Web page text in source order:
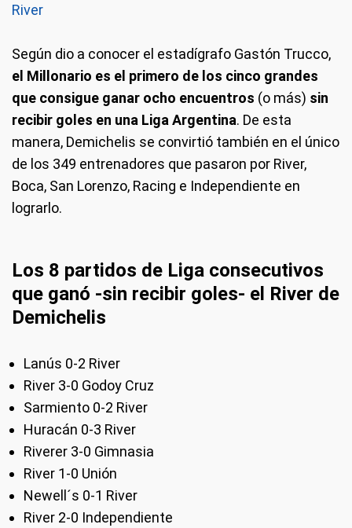
River
Según dio a conocer el estadígrafo Gastón Trucco,
el Millonario es el primero de los cinco grandes
que consigue ganar ocho encuentros (o más) sin
recibir goles en una Liga Argentina. De esta
manera, Demichelis se convirtió también en el único
de los 349 entrenadores que pasaron por River,
Boca, San Lorenzo, Racing e Independiente en
lograrlo.
Los 8 partidos de Liga consecutivos
que ganó -sin recibir goles- el River de
Demichelis
Lanús 0-2 River
River 3-0 Godoy Cruz
Sarmiento 0-2 River
Huracán 0-3 River
Riverer 3-0 Gimnasia
River 1-0 Unión
Newell´s 0-1 River
River 2-0 Independiente